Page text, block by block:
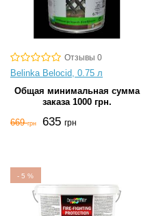
Отзывы 0
Belinka Belocid, 0.75 л
Общая минимальная сумма
заказа 1000 грн.
669грн 635 грн
-5%